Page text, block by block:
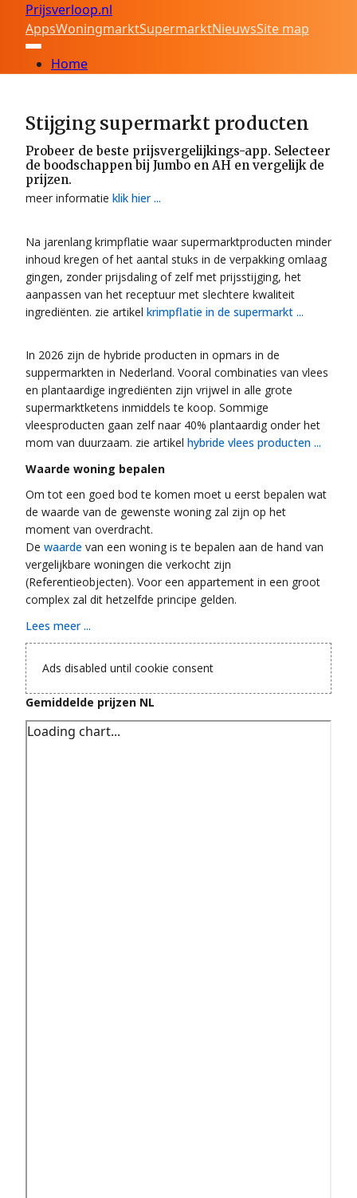
Prijsverloop.nl
AppsWoningmarktSupermarktNieuwsSite map
Home
Stijging supermarkt producten
Probeer de beste prijsvergelijkings-app. Selecteer
de boodschappen bij Jumbo en AH en vergelijk de
prijzen.
meer informatie klik hier ...
Na jarenlang krimpflatie waar supermarktproducten minder
inhoud kregen of het aantal stuks in de verpakking omlaag
gingen, zonder prijsdaling of zelf met prijsstijging, het
aanpassen van het receptuur met slechtere kwaliteit
ingrediënten. zie artikel krimpflatie in de supermarkt ...
In 2026 zijn de hybride producten in opmars in de
suppermarkten in Nederland. Vooral combinaties van vlees
en plantaardige ingrediënten zijn vrijwel in alle grote
supermarktketens inmiddels te koop. Sommige
vleesproducten gaan zelf naar 40% plantaardig onder het
mom van duurzaam. zie artikel hybride vlees producten ...
Waarde woning bepalen
Om tot een goed bod te komen moet u eerst bepalen wat
de waarde van de gewenste woning zal zijn op het
moment van overdracht.
De waarde van een woning is te bepalen aan de hand van
vergelijkbare woningen die verkocht zijn
(Referentieobjecten). Voor een appartement in een groot
complex zal dit hetzelfde principe gelden.
Lees meer ...
Ads disabled until cookie consent
Gemiddelde prijzen NL